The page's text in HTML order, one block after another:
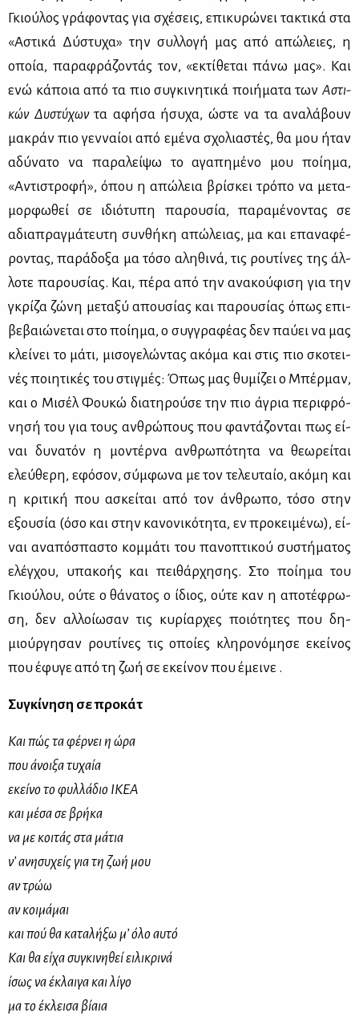
Γκιού­λος γρά­φο­ντας για σχέ­σεις, επι­κυ­ρώ­νει τα­κτι­κά στα
«Αστι­κά Δύ­στυ­χα» την συλ­λο­γή μας από απώ­λειες, η
οποία, πα­ρα­φρά­ζο­ντάς τον, «εκτί­θε­ται πά­νω μας». Και
ενώ κά­ποια από τα πιο συ­γκι­νη­τι­κά ποι­ή­μα­τα των Αστι­
κών Δυ­στύ­χωντα αφή­σα ήσυ­χα, ώστε να τα ανα­λά­βουν
μα­κράν πιο γεν­ναί­οι από εμέ­να σχο­λια­στές, θα μου ήταν
αδύ­να­το να πα­ρα­λεί­ψω το αγα­πη­μέ­νο μου ποί­η­μα,
«Αντι­στρο­φή», όπου η απώ­λεια βρί­σκει τρό­πο να με­τα­
μορ­φω­θεί σε ιδιό­τυ­πη πα­ρου­σία, πα­ρα­μέ­νο­ντας σε
αδια­πραγ­μά­τευ­τη συν­θή­κη απώ­λειας, μα και επα­να­φέ­
ρο­ντας, πα­ρά­δο­ξα μα τό­σο αλη­θι­νά, τις ρου­τί­νες της άλ­
λο­τε πα­ρου­σί­ας. Και, πέ­ρα από την ανα­κού­φι­ση για την
γκρί­ζα ζώ­νη με­τα­ξύ απου­σί­ας και πα­ρου­σί­ας όπως επι­
βε­βαιώ­νε­ται στο ποί­η­μα, ο συγ­γρα­φέ­ας δεν παύ­ει να μας
κλεί­νει το μά­τι, μι­σο­γε­λώ­ντας ακό­μα και στις πιο σκο­τει­
νές ποι­η­τι­κές του στιγ­μές: Όπως μας θυ­μί­ζει ο Μπέρ­μαν,
και ο Μι­σέλ Φου­κώ δια­τη­ρού­σε την πιο άγρια πε­ρι­φρό­
νη­σή του για τους αν­θρώ­πους που φα­ντά­ζο­νται πως εί­
ναι δυ­να­τόν η μο­ντέρ­να αν­θρω­πό­τη­τα να θε­ω­ρεί­ται
ελεύ­θε­ρη, εφό­σον, σύμ­φω­να με τον τε­λευ­ταίο, ακό­μη και
η κρι­τι­κή που ασκεί­ται από τον άν­θρω­πο, τό­σο στην
εξου­σία (όσο και στην κα­νο­νι­κό­τη­τα, εν προ­κει­μέ­νω), εί­
ναι ανα­πό­σπα­στο κομ­μά­τι του πα­νο­πτι­κού συ­στή­μα­τος
ελέγ­χου, υπα­κο­ής και πει­θάρ­χη­σης. Στο ποί­η­μα του
Γκιού­λου, ού­τε ο θά­να­τος ο ίδιος, ού­τε καν η απο­τέ­φρω­
ση, δεν αλ­λοί­ω­σαν τις κυ­ρί­αρ­χες ποιό­τη­τες που δη­
μιούρ­γη­σαν ρου­τί­νες τις οποί­ες κλη­ρο­νό­μη­σε εκεί­νος
που έφυ­γε από τη ζωή σε εκεί­νον που έμει­νε .
Συγκίνηση σε προκάτ
Και πώς τα φέρνει η ώρα
που άνοιξα τυχαία
εκείνο το φυλλάδιο ΙΚΕΑ
και μέσα σε βρήκα
να με κοιτάς στα μάτια
ν’ ανησυχείς για τη ζωή μου
αν τρώω
αν κοιμάμαι
και πού θα καταλήξω μ’ όλο αυτό
Και θα είχα συγκινηθεί ειλικρινά
ίσως να έκλαιγα και λίγο
μα το έκλεισα βίαια